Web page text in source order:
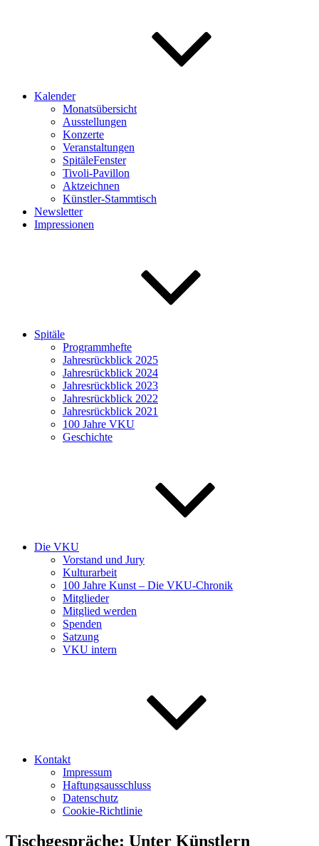
Kalender
Monatsübersicht
Ausstellungen
Konzerte
Veranstaltungen
SpitäleFenster
Tivoli-Pavillon
Aktzeichnen
Künstler-Stammtisch
Newsletter
Impressionen
Spitäle
Programmhefte
Jahresrückblick 2025
Jahresrückblick 2024
Jahresrückblick 2023
Jahresrückblick 2022
Jahresrückblick 2021
100 Jahre VKU
Geschichte
Die VKU
Vorstand und Jury
Kulturarbeit
100 Jahre Kunst – Die VKU-Chronik
Mitglieder
Mitglied werden
Spenden
Satzung
VKU intern
Kontakt
Impressum
Haftungsausschluss
Datenschutz
Cookie-Richtlinie
Tischgespräche: Unter Künstlern